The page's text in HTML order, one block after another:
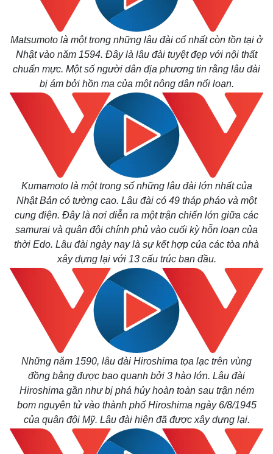
Matsumoto là một trong những lâu đài cổ nhất còn tồn tại ở
Nhật vào năm 1594. Đây là lâu đài tuyệt đẹp với nội thất
chuẩn mực. Một số người dân địa phương tin rằng lâu đài
bị ám bởi hồn ma của một nông dân nổi loạn.
Kumamoto là một trong số những lâu đài lớn nhất của
Nhật Bản có tường cao. Lâu đài có 49 tháp pháo và một
cung điện. Đây là nơi diễn ra một trận chiến lớn giữa các
samurai và quân đội chính phủ vào cuối kỳ hỗn loạn của
thời Edo. Lâu đài ngày nay là sự kết hợp của các tòa nhà
xây dựng lại với 13 cấu trúc ban đầu.
Những năm 1590, lâu đài Hiroshima tọa lạc trên vùng
đồng bằng được bao quanh bởi 3 hào lớn. Lâu đài
Hiroshima gần như bị phá hủy hoàn toàn sau trận ném
bom nguyên tử vào thành phố Hiroshima ngày 6/8/1945
của quân đội Mỹ. Lâu đài hiện đã được xây dựng lại.